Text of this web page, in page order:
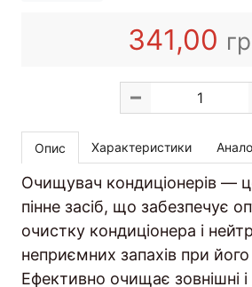
341,00
Опис Характеристики
Очищувач кондиціонерів —
пінне засіб, що забезпечує
очистку кондиціонера і
неприємних запахів при його
Ефективно очищає зовнішні і